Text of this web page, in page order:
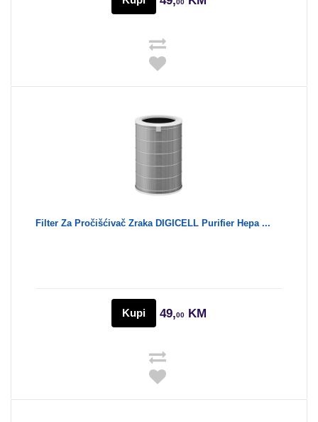
00
Filter Za Pročišćivač Zraka DIGICELL Purifier Hepa ...
Kupi 49,00 KM